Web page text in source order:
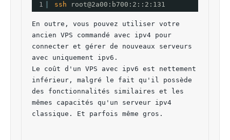
1 ssh root@2a00:b700:2::2:131
En outre, vous pouvez utiliser votre
ancien VPS commandé avec ipv4 pour
connecter et gérer de nouveaux serveurs
avec uniquement ipv6.
Le coût d'un VPS avec ipv6 est nettement
inférieur, malgré le fait qu'il possède
des fonctionnalités similaires et les
mêmes capacités qu'un serveur ipv4
classique. Et parfois même gros.